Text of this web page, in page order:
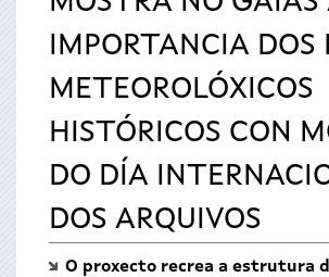
aquí
IMPORTANCIA DOS
METEOROLÓXICOS
HISTÓRICOS CON
DO DÍA
DOS ARQUIVOS
O proxecto recrea a estrutura